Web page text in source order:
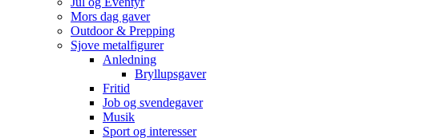
Mors dag gaver
Outdoor & Prepping
Sjove metalfigurer
Anledning
Bryllupsgaver
Fritid
Job og svendegaver
Musik
Sport og interesser